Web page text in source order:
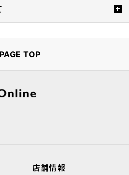
PAGE TOP
店舗情報